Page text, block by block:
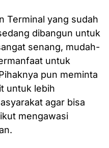
Terminal yang sudah
dibangun untuk
senang, mudah-
untuk
pun meminta
untuk lebih
agar bisa
mengawasi